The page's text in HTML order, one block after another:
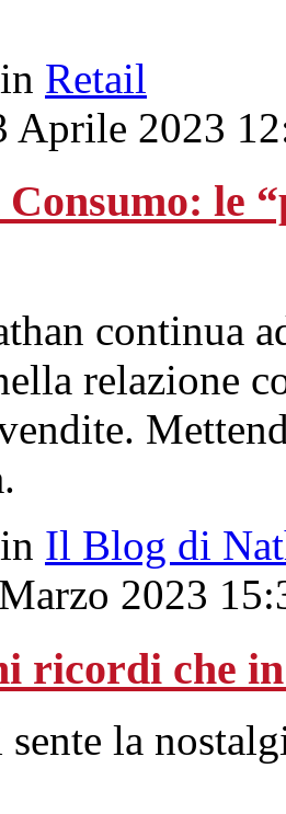
Retail
Aprile 2023
Consumo: le
continua
relazione
Il Blog di
2023
ricordi che
la